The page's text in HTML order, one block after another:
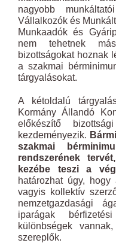
nagyobb
Vállalkozók és
Munkaadók és
nem tehetnek
bizottságokat hoznak
a szakmai
tárgyalásokat.
A kétoldalú
Kormány Állandó
előkészítő
kezdeményezik.
szakmai
rendszerének
kezébe teszi a
határozhat úgy, hogy
vagyis kollektív
nemzetgazdasági
iparágak
különbségek
szereplők.